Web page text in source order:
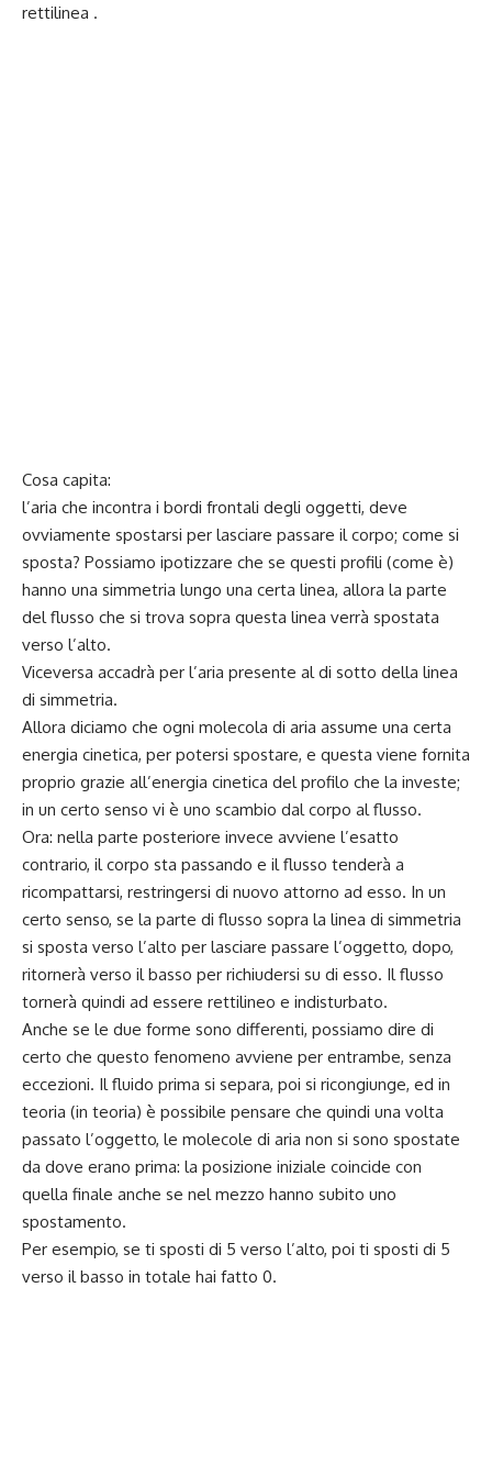
rettilinea .
Cosa capita:
l’aria che incontra i bordi frontali degli oggetti, deve
ovviamente spostarsi per lasciare passare il corpo; come si
sposta? Possiamo ipotizzare che se questi profili (come è)
hanno una simmetria lungo una certa linea, allora la parte
del flusso che si trova sopra questa linea verrà spostata
verso l’alto.
Viceversa accadrà per l’aria presente al di sotto della linea
di simmetria.
Allora diciamo che ogni molecola di aria assume una certa
energia cinetica, per potersi spostare, e questa viene fornita
proprio grazie all’energia cinetica del profilo che la investe;
in un certo senso vi è uno scambio dal corpo al flusso.
Ora: nella parte posteriore invece avviene l’esatto
contrario, il corpo sta passando e il flusso tenderà a
ricompattarsi, restringersi di nuovo attorno ad esso. In un
certo senso, se la parte di flusso sopra la linea di simmetria
si sposta verso l’alto per lasciare passare l’oggetto, dopo,
ritornerà verso il basso per richiudersi su di esso. Il flusso
tornerà quindi ad essere rettilineo e indisturbato.
Anche se le due forme sono differenti, possiamo dire di
certo che questo fenomeno avviene per entrambe, senza
eccezioni. Il fluido prima si separa, poi si ricongiunge, ed in
teoria (in teoria) è possibile pensare che quindi una volta
passato l’oggetto, le molecole di aria non si sono spostate
da dove erano prima: la posizione iniziale coincide con
quella finale anche se nel mezzo hanno subito uno
spostamento.
Per esempio, se ti sposti di 5 verso l’alto, poi ti sposti di 5
verso il basso in totale hai fatto 0.